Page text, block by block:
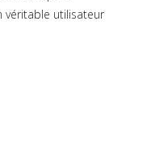
véritable utilisateur